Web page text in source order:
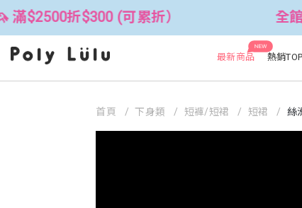
(可累折） 全館3件88折！
NEW
最新商品 熱銷
首頁 下身類 短褲/短裙 短裙 絲